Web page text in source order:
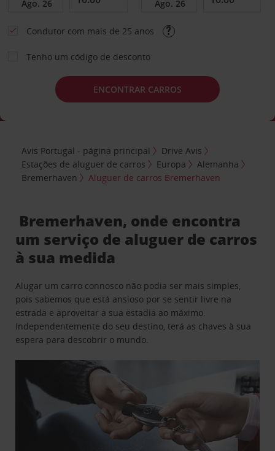
Condutor com mais de 25 anos
Tenho um código de desconto
ENCONTRAR CARROS
Avis Portugal - página principal
Drive Avis
Estações de aluguer de carros
Europa
Alemanha
Bremerhaven
Aluguer de carros Bremerhaven
Bremerhaven, onde encontra
um serviço de aluguer de carros
à sua medida
Alugar um carro connosco não podia ser mais simples,
pois sabemos que está ansioso por se sentir livre na
estrada e aproveitar a sua estadia ao máximo.
Independentemente do seu destino, terá as chaves à sua
espera para descobrir o mundo.